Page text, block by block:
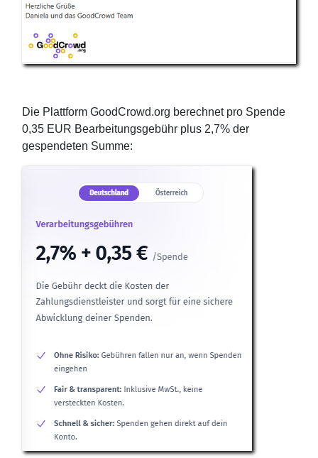
Die Plattform GoodCrowd.org berechnet pro Spende
0,35 EUR Bearbeitungsgebühr plus 2,7% der
gespendeten Summe: